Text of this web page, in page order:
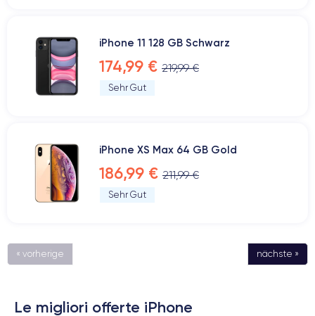
iPhone 11 128 GB Schwarz
174,99 € 219,99 €
Sehr Gut
iPhone XS Max 64 GB Gold
186,99 € 211,99 €
Sehr Gut
« vorherige nächste »
Le migliori offerte iPhone